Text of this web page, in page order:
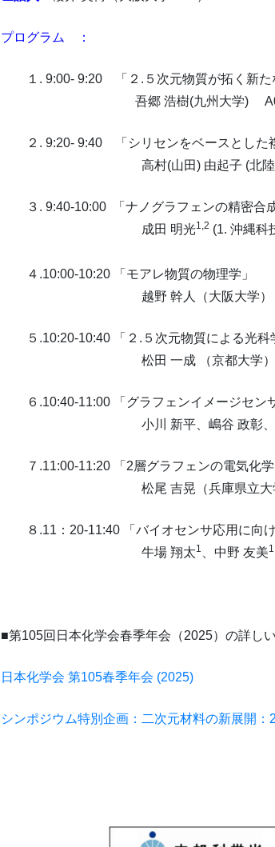
プログラム ：
１. 9:00- 9:20 「２.５次元物質が拓く新た
吾郷 浩樹(九州大学) A01物質
２. 9:20- 9:40 「シリセンをベースとした
高村(山田) 由起子 (北陸先端大)
３. 9:40-10:00 「ナノグラフェンの精
成田 明光1,2 (1. 沖縄科
４.10:00-10:20 「モアレ物質の物理学」
越野 幹人（大阪大学） A04物
５.10:20-10:40 「２.５次元物質による光科
松田 一成 （京都大学） A03
６.10:40-11:00 「グラフェンイメージセンサ
小川 新平、嶋谷 政彰、福島 昌一
７.11:00-11:20 「2層グラフェンの電気化学
松尾 吉晃（兵庫県立大学大学
８.11：20-11:40 「バイオセンサ応用に向け
牛場 翔太1 、中野 友美1
■第105回日本化学会春季年会（2025）の詳し
日本化学会 第105春季年会 (2025)
シンポジウム特別企画：二次元材料の新展開：